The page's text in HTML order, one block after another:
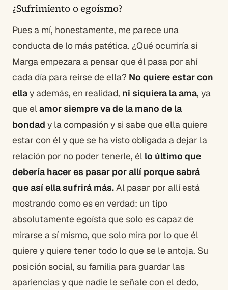
¿Sufrimiento o egoísmo?
Pues a mí, honestamente, me parece una
conducta de lo más patética. ¿Qué ocurriría si
Marga empezara a pensar que él pasa por ahí
cada día para reírse de ella? No quiere estar con
ellay además, en realidad, ni siquiera la ama, ya
que elamor siempre va de la mano de la
bondad y la compasión y si sabe que ella quiere
estar con él y que se ha visto obligada a dejar la
relación por no poder tenerle, él lo último que
debería hacer es pasar por allí porque sabrá
que así ella sufrirá más.Al pasar por allí está
mostrando como es en verdad: un tipo
absolutamente egoísta que solo es capaz de
mirarse a sí mismo, que solo mira por lo que él
quiere y quiere tener todo lo que se le antoja. Su
posición social, su familia para guardar las
apariencias y que nadie le señale con el dedo,